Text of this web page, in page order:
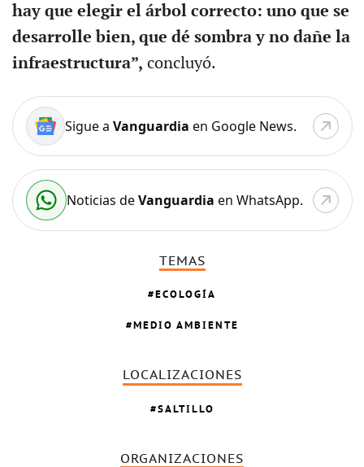
hay que elegir el árbol correcto: uno que se
desarrolle bien, que dé sombra y no dañe la
infraestructura”, concluyó.
Sigue a Vanguardia en Google News.
Noticias deVanguardia en WhatsApp.
TEMAS
ECOLOGÍA
MEDIO AMBIENTE
LOCALIZACIONES
SALTILLO
ORGANIZACIONES